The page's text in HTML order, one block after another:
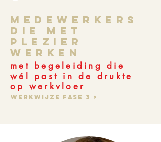
MEdewerkers
die met
plezier
werken
met begeleiding die
wél past in de drukte
op werkvloer
Werkwijze fase 3 >